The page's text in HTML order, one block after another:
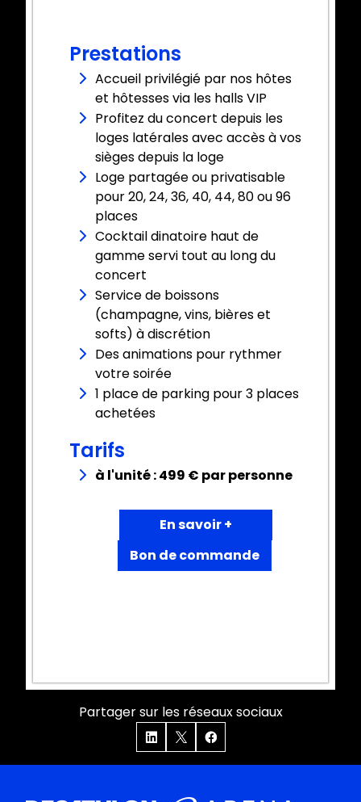
Prestations
Accueil privilégié par nos hôtes
et hôtesses via les halls VIP
Profitez du concert depuis les
loges latérales avec accès à vos
sièges depuis la loge
Loge partagée ou privatisable
pour 20, 24, 36, 40, 44, 80 ou 96
places
Cocktail dinatoire haut de
gamme servi tout au long du
concert
Service de boissons
(champagne, vins, bières et
softs) à discrétion
Des animations pour rythmer
votre soirée
1 place de parking pour 3 places
achetées
Tarifs
à l'unité : 499 € par personne
En savoir +
Bon de commande
Partager sur les réseaux sociaux